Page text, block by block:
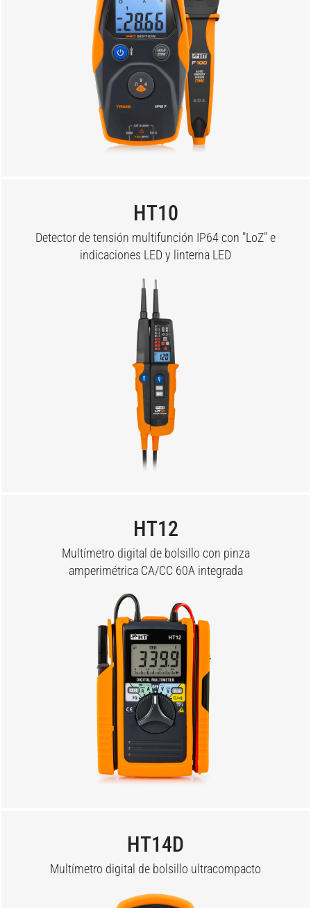
HT10
Detector de tensión multifunción IP64 con "LoZ" e
indicaciones LED y linterna LED
HT12
Multímetro digital de bolsillo con pinza
amperimétrica CA/CC 60A integrada
HT14D
Multímetro digital de bolsillo ultracompacto